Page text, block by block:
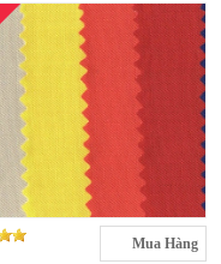
Mua Hàng